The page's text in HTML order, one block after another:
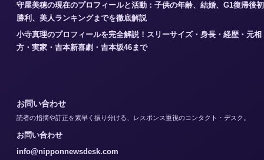
守屋美穂の現在のプロフィールと活動：子供の年齢、結婚、G1復帰後初
勝利、美人ランキングまでを徹底解説
小寺真理のプロフィールを完全解説！スリーサイズ・身長・経歴・元相
方・実家・吉本新喜劇・吉本坂46まで
お問い合わせ
読者の指摘や訂正を素早く振り分ける、レスポンス重視のコンタクト・デスク。
お問い合わせ
info@nipponnewsdesk.com